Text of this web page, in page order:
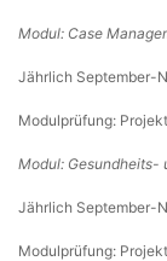
Modul: Case
Jährlich September-
Modulprüfung:
Modul: Gesundheits-
Jährlich September-
Modulprüfung: